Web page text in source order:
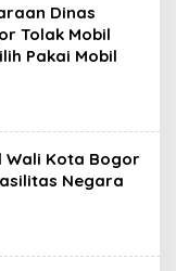
Dinas
Tolak Mobil
Pakai Mobil
Wali Kota Bogor
Negara